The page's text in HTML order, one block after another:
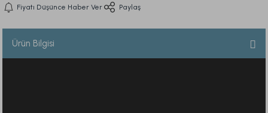
Fiyatı Düşünce Haber Ver Paylaş
Ürün Bilgisi